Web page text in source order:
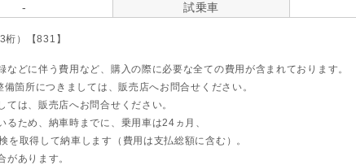
- 試乗車
）【831】
どに伴う費用など、購入の際に必要な全ての費用が含まれております。
箇所につきましては、販売店へお問合せください。
ては、販売店へお問合せください。
るため、納車時までに、乗用車は24ヵ月、
取得して納車します（費用は支払総額に含む）。
あります。